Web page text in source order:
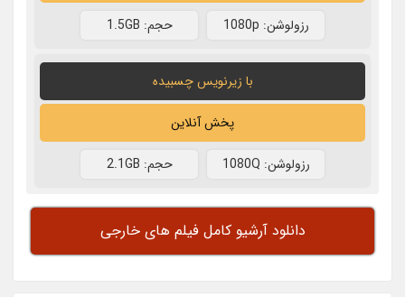
رزولوشن: 1080p حجم: 1.5GB
با زیرنویس چسبیده
پخش آنلاین
رزولوشن: 1080Q حجم: 2.1GB
دانلود آرشیو کامل فیلم های خارجی